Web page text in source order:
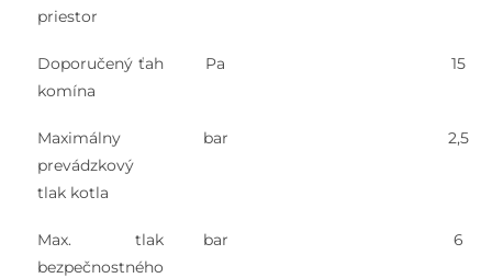
priestor
Doporučený ťah
komína
Pa 15
Maximálny
prevádzkový
tlak kotla
bar 2,5
Max. tlak
bezpečnostného
bar 6